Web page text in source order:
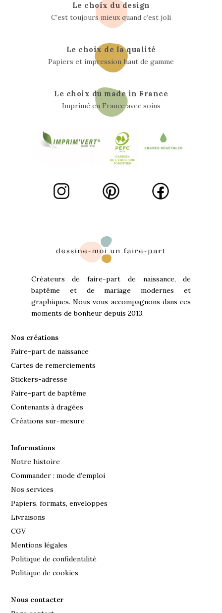
Le choix du design
C’est toujours mieux quand c’est joli
Le choix de la qualité
Papiers et impression haut de gamme
Le choix du made in France
Imprimé en France avec soins
Créateurs de faire-part de naissance, de
baptême et de mariage modernes et
graphiques. Nous vous accompagnons dans ces
moments de bonheur depuis 2013.
Nos créations
Faire-part de naissance
Cartes de remerciements
Stickers-adresse
Faire-part de baptême
Contenants à dragées
Créations sur-mesure
Informations
Notre histoire
Commander : mode d’emploi
Nos services
Papiers, formats, enveloppes
Livraisons
CGV
Mentions légales
Politique de confidentilité
Politique de cookies
Nous contacter